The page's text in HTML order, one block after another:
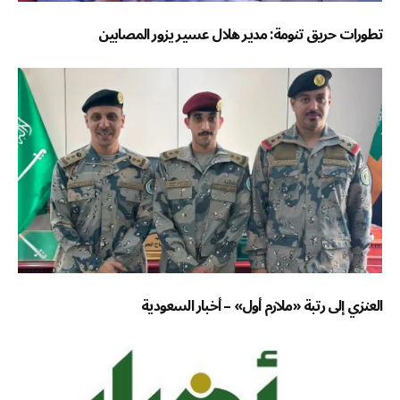
تطورات حريق تنومة: مدير هلال عسير يزور المصابين
العنزي إلى رتبة «ملازم أول» – أخبار السعودية